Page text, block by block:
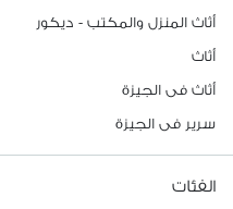
أثاث المنزل والمكتب - ديكور
أثاث
أثاث فى الجيزة
سرير فى الجيزة
الفئات